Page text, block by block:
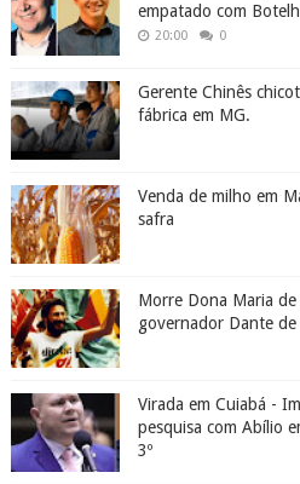
empatado com
20:00 0
Gerente Chinês
fábrica em MG.
Venda de milho em
safra
Morre Dona Maria
governador Dante de
Virada em Cuiabá -
pesquisa com Abílio
3º